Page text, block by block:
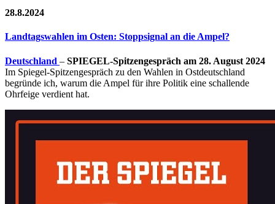
28.8.2024
Landtagswahlen im Osten: Stoppsignal an die Ampel?
Deutschland – SPIEGEL-Spitzengespräch am 28. August 2024
Im Spiegel-Spitzengespräch zu den Wahlen in Ostdeutschland
begründe ich, warum die Ampel für ihre Politik eine schallende
Ohrfeige verdient hat.